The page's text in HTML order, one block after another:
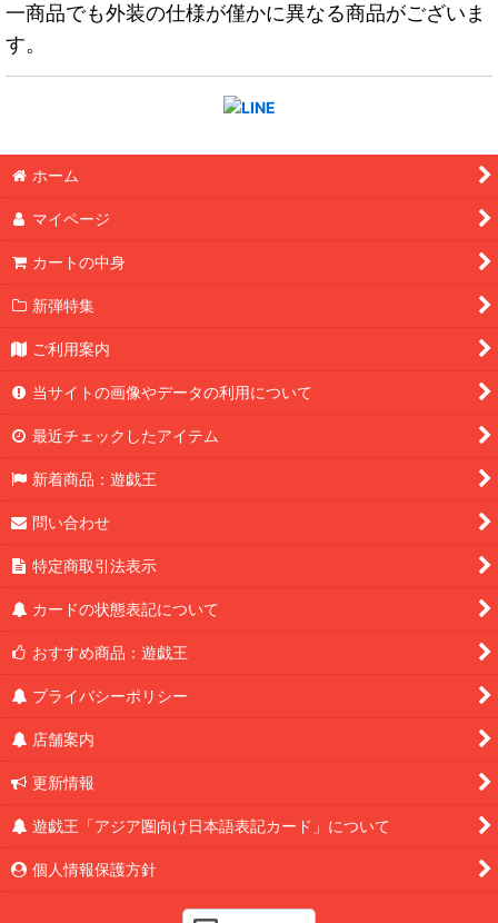
一商品でも外装の仕様が僅かに異なる商品がございま
す。
ホーム
マイページ
カートの中身
新弾特集
ご利用案内
当サイトの画像やデータの利用について
最近チェックしたアイテム
新着商品：遊戯王
問い合わせ
特定商取引法表示
カードの状態表記について
おすすめ商品：遊戯王
プライバシーポリシー
店舗案内
更新情報
遊戯王「アジア圏向け日本語表記カード」について
個人情報保護方針